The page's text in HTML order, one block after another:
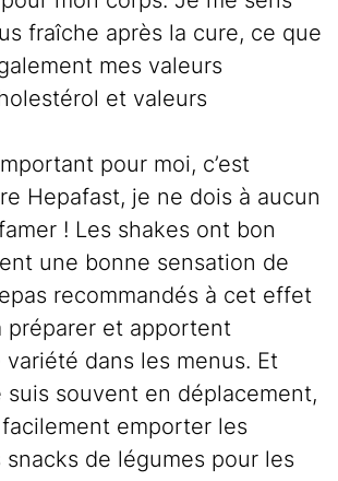
fraîche après la cure, ce que
mes valeurs
et valeurs
pour moi, c’est
Hepafast, je ne dois à aucun
! Les shakes ont bon
une bonne sensation de
recommandés à cet effet
préparer et apportent
dans les menus. Et
suis souvent en déplacement,
emporter les
snacks de légumes pour les